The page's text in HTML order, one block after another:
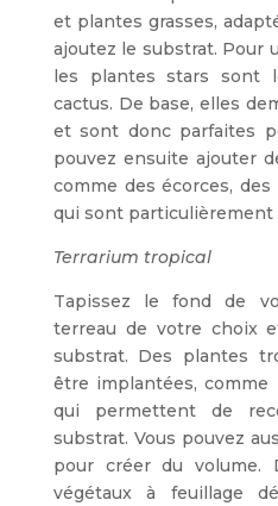
et plantes grasses,
ajoutez le substrat. Pour
les plantes stars sont
cactus. De base, elles
et sont donc parfaites
pouvez ensuite ajouter
comme des écorces,
qui sont particulièrement
Terrarium tropical
Tapissez le fond de
terreau de votre choix
substrat. Des plantes
être implantées,
qui permettent de
substrat. Vous pouvez
pour créer du volume.
végétaux à feuillage